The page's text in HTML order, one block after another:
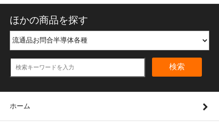
ほかの商品を探す
検索
ホーム